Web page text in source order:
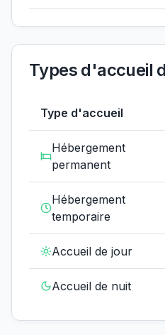
Types d'accueil
Type d'accueil
Hébergement
permanent
Hébergement
temporaire
Accueil de jour
Accueil de nuit